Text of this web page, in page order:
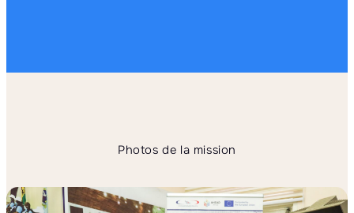
Photos de la mission